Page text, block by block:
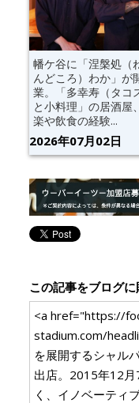
幡ケ谷に「涅槃処（
んどころ）わか」が
業。「多幸寿（タコ
と小料理」の居酒屋
楽や飲食の経験...
2026年07月02日
この記事をブログに
<a href="https://
stadium.com/
を展開するシャル
出店。2015年12
く、イノベーティ